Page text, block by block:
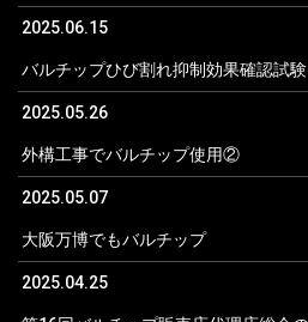
2025.06.15
バルチップひび割れ抑制効果確認試
2025.05.26
外構工事でバルチップ使用②
2025.05.07
大阪万博でもバルチップ
2025.04.25